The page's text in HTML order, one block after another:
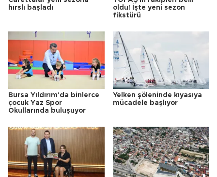
hırslı başladı
oldu! İşte yeni sezon
fikstürü
Bursa Yıldırım'da binlerce
çocuk Yaz Spor
Okullarında buluşuyor
Yelken şöleninde kıyasıya
mücadele başlıyor